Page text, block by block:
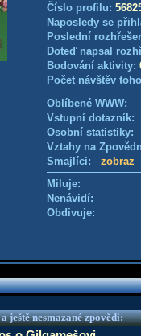
Číslo profilu:
Naposledy se
Poslední
Doteď napsal
Bodování aktivity:
Počet návštěv
Oblíbené WWW:
Vstupní
Osobní
Vztahy na
Smajlíci: zobraz
Miluje:
Nenávidí:
Obdivuje:
ještě nesmazané zpovědi: